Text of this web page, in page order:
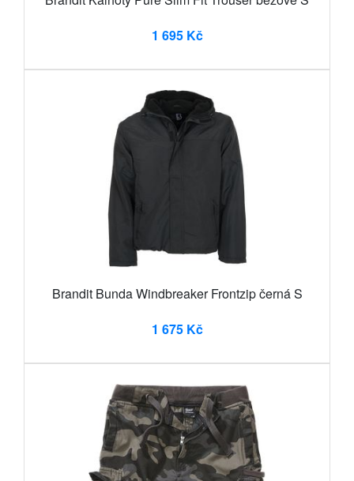
1 695 Kč
Brandit Bunda Windbreaker Frontzip černá S
1 675 Kč